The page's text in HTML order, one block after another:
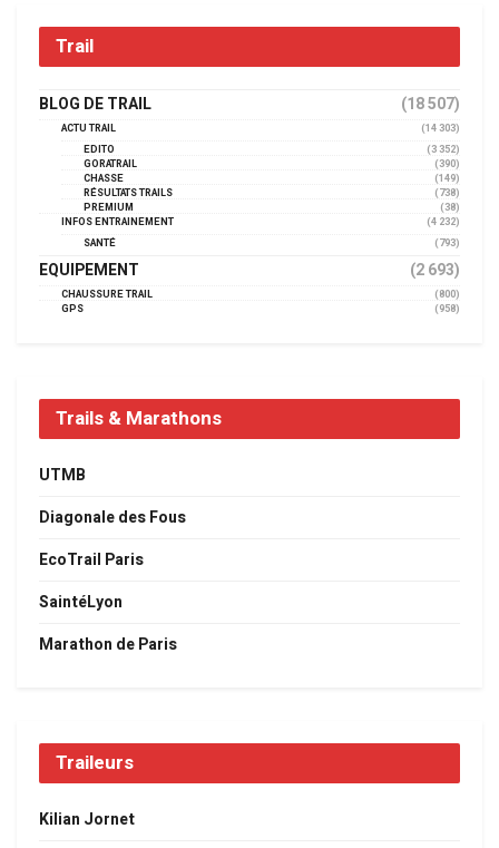
Trail
BLOG DE TRAIL (18 507)
ACTU TRAIL
(14 303)
EDITO
(3 352)
GORATRAIL
(390)
CHASSE
(149)
RÉSULTATS TRAILS
(738)
PREMIUM
(38)
INFOS ENTRAINEMENT
(4 232)
SANTÉ
(793)
EQUIPEMENT (2 693)
CHAUSSURE TRAIL
(800)
GPS
(958)
Trails & Marathons
UTMB
Diagonale des Fous
EcoTrail Paris
SaintéLyon
Marathon de Paris
Traileurs
Kilian Jornet